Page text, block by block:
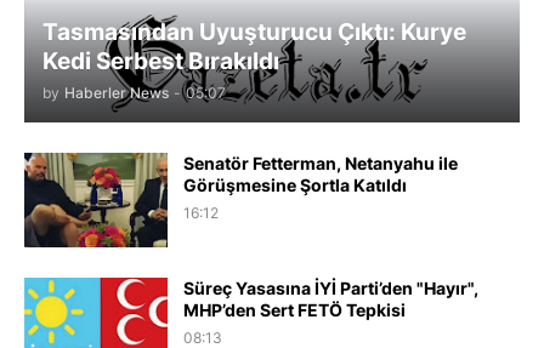
Tasmasından Uyuşturucu Çıktı: Kurye
Kedi Serbest Bırakıldı
by Haberler News - 05:07
Senatör Fetterman, Netanyahu ile
Görüşmesine Şortla Katıldı
16:12
Süreç Yasasına İYİ Parti’den "Hayır",
MHP’den Sert FETÖ Tepkisi
08:13